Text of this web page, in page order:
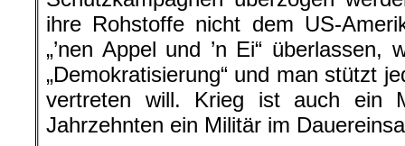
ihre Rohstoffe nicht dem US-
„’nen Appel und ’n Ei“
„Demokratisierung“ und man stützt
vertreten will. Krieg ist auch ein
Jahrzehnten ein Militär im